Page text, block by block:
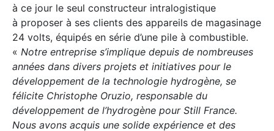
à ce jour le seul constructeur intralogistique
à proposer à ses clients des appareils de magasinage
24 volts, équipés en série d’une pile à combustible.
« Notre entreprise s’implique depuis de nombreuses
années dans divers projets et initiatives pour le
développement de la technologie hydrogène, se
félicite Christophe Oruzio, responsable du
développement de l’hydrogène pour Still France.
Nous avons acquis une solide expérience et des